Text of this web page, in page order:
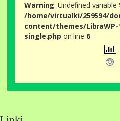
Warning: Undefined variable
/home/virtualki/259594/
content/themes/LibraWP-
single.php on line 6